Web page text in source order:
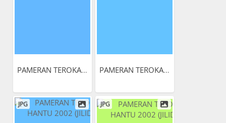
PAMERAN TEROKAI HANTU 2002... PAMERAN TEROKAI HANTU 2002...
JPG JPG